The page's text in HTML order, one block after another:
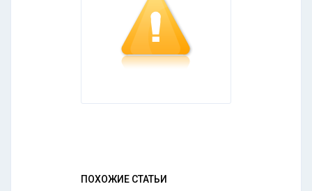
ПОХОЖИЕ СТАТЬИ